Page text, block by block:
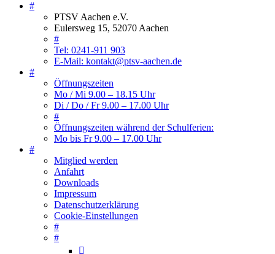
#
PTSV Aachen e.V.
Eulersweg 15, 52070 Aachen
#
Tel: 0241-911 903
E-Mail: kontakt@ptsv-aachen.de
#
Öffnungszeiten
Mo / Mi 9.00 – 18.15 Uhr
Di / Do / Fr 9.00 – 17.00 Uhr
#
Öffnungszeiten während der Schulferien:
Mo bis Fr 9.00 – 17.00 Uhr
#
Mitglied werden
Anfahrt
Downloads
Impressum
Datenschutzerklärung
Cookie-Einstellungen
#
#
